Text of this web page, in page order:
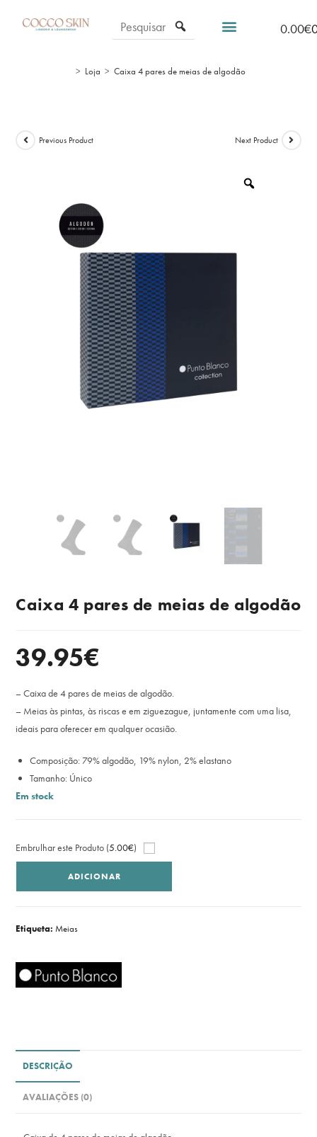
0.00€
> Loja > Caixa 4 pares de meias de algodão
Previous Product Next Product
Caixa 4 pares de meias de algodão
39.95€
– Caixa de 4 pares de meias de algodão.
– Meias às pintas, às riscas e em ziguezague, juntamente com uma lisa,
ideais para oferecer em qualquer ocasião.
Composição: 79% algodão, 19% nylon, 2% elastano
Tamanho: Único
Em stock
Embrulhar este Produto (5.00€)
ADICIONAR
Etiqueta:Meias
DESCRIÇÃO
AVALIAÇÕES (0)